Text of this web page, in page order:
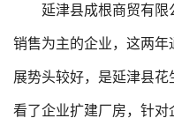
延津县成根商贸有限
销售为主的企业，这两
展势头较好，是延津县
看了企业扩建厂房，针